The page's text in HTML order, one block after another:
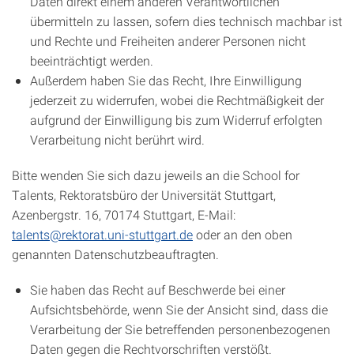
übermitteln zu lassen, sofern dies technisch machbar ist
und Rechte und Freiheiten anderer Personen nicht
beeinträchtigt werden.
Außerdem haben Sie das Recht, Ihre Einwilligung
jederzeit zu widerrufen, wobei die Rechtmäßigkeit der
aufgrund der Einwilligung bis zum Widerruf erfolgten
Verarbeitung nicht berührt wird.
Bitte wenden Sie sich dazu jeweils an die School for
Talents, Rektoratsbüro der Universität Stuttgart,
Azenbergstr. 16, 70174 Stuttgart, E-Mail:
talents@rektorat.uni-stuttgart.deoder an den oben
genannten Datenschutzbeauftragten.
Sie haben das Recht auf Beschwerde bei einer
Aufsichtsbehörde, wenn Sie der Ansicht sind, dass die
Verarbeitung der Sie betreffenden personenbezogenen
Daten gegen die Rechtvorschriften verstößt.